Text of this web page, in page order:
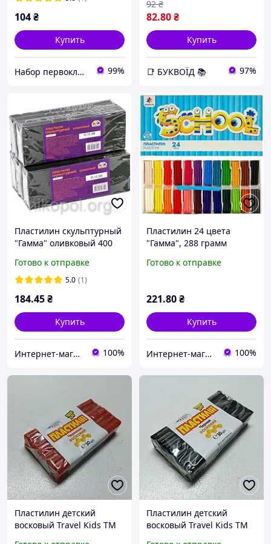
104₴
Купить
Набор первоклассника 99%
82.80₴
92 ₴
Купить
📑 БУКВОЇД 📚 97%
Пластилин скульптурный
"Гамма" оливковый 400
Готово к отправке
5.0 (1)
184.45₴
Купить
Интернет-магазин NikopoL - канцтовары для школы и офиса 100%
Пластилин 24 цвета
"Гамма", 288 грамм
Готово к отправке
221.80₴
Купить
Интернет-магазин NikopoL - канцтовары для школы и офиса 100%
Пластилин детский
восковый Travel Kids ТМ
Пластилин детский
восковый Travel Kids ТМ